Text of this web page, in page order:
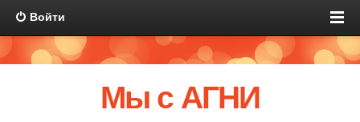
Войти
Мы с АГНИ